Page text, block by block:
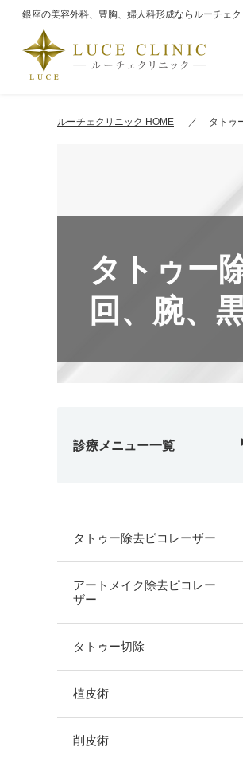
銀座の美容外科、豊胸、婦人科形成ならルーチェ
ルーチェクリニック HOME タトゥ
タトゥー
回、腕、
診療メニュー一覧
タトゥー除去ピコレーザー
アートメイク除去ピコレー
ザー
タトゥー切除
植皮術
削皮術